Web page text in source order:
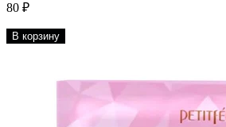
80 ₽
В корзину